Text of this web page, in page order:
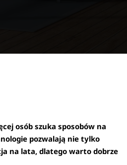
osób szuka sposobów na
pozwalają nie tylko
na lata, dlatego warto dobrze